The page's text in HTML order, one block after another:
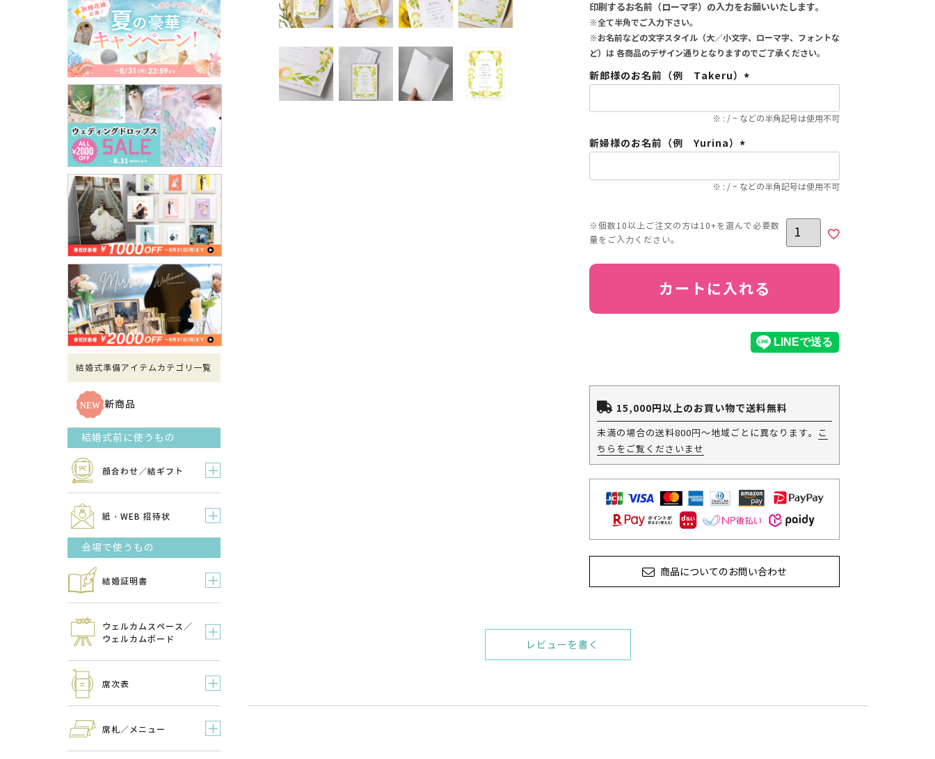
結婚式準備アイテムカテゴリ一覧
新商品
結婚式前に使うもの
顔合わせ／結ギフト
紙・WEB 招待状
会場で使うもの
結婚証明書
ウェルカムスペース／
ウェルカムボード
席次表
席札／メニュー
印刷するお名前（ローマ字）の入力をお願いいたします。
※全て半角でご入力下さい。
※お名前などの文字スタイル（大／小文字、ローマ字、フォントな
ど）は 各商品のデザイン通りとなりますのでご了承ください。
新郎様のお名前（例 Takeru）
須)
※ : / ~ などの半角記号は使用不可
新婦様のお名前（例 Yurina）
須)
※ : / ~ などの半角記号は使用不可
カートに入れる
15,000円以上のお買い物で送料無料
未満の場合の送料800円～地域ごとに異なります。
こ
ちらをご覧くださいませ
商品についてのお問い合わせ
レビューを書く